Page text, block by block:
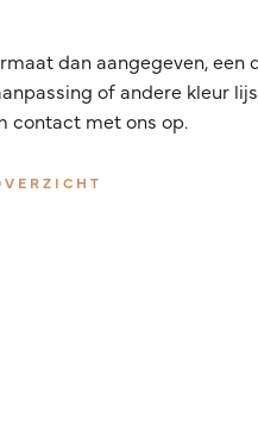
dan aangegeven,
of andere kleur
contact met ons op.